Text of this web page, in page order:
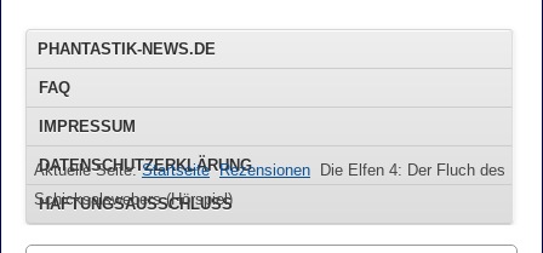
PHANTASTIK-NEWS.DE
FAQ
IMPRESSUM
DATENSCHUTZERKLÄRUNG
HAFTUNGSAUSSCHLUSS
Aktuelle Seite:Startseite Rezensionen
Die Elfen 4: Der Fluch des
Schicksalswebers (Hörspiel)